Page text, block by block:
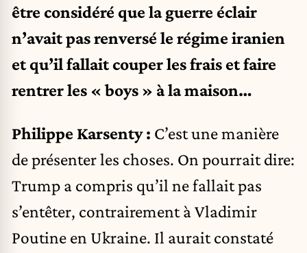
être considéré que la guerre éclair
n’avait pas renversé le régime iranien
et qu’il fallait couper les frais et faire
rentrer les « boys » à la maison…
Philippe Karsenty : C’est une manière
de présenter les choses. On pourrait dire:
Trump a compris qu’il ne fallait pas
s’entêter, contrairement à Vladimir
Poutine en Ukraine. Il aurait constaté